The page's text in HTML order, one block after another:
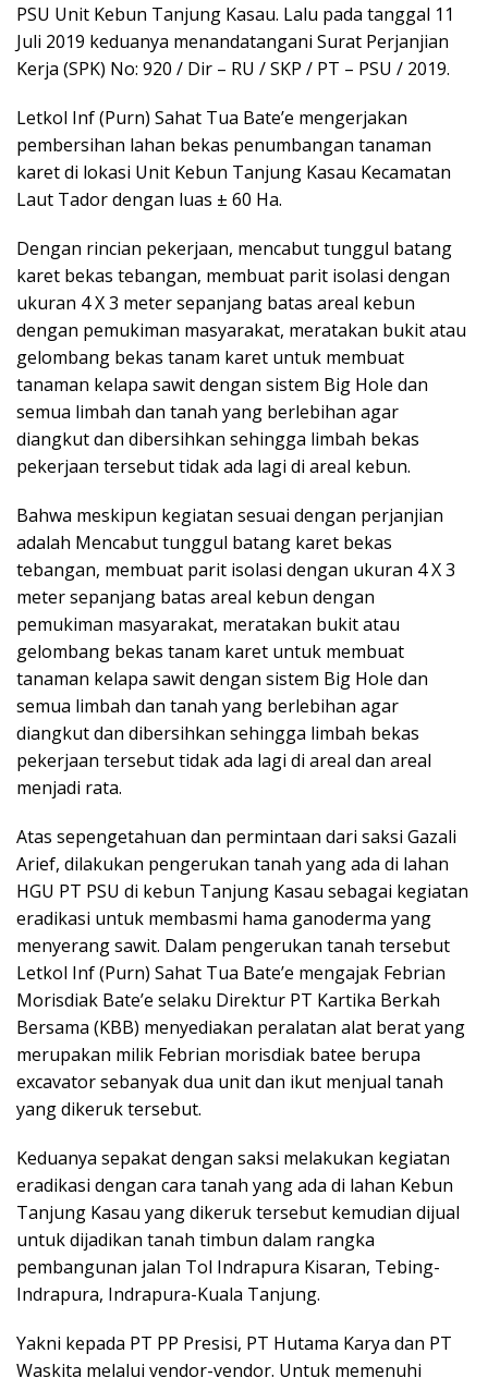
PSU Unit Kebun Tanjung Kasau. Lalu pada tanggal 11
Juli 2019 keduanya menandatangani Surat Perjanjian
Kerja (SPK) No: 920 / Dir – RU / SKP / PT – PSU / 2019.
Letkol Inf (Purn) Sahat Tua Bate’e mengerjakan
pembersihan lahan bekas penumbangan tanaman
karet di lokasi Unit Kebun Tanjung Kasau Kecamatan
Laut Tador dengan luas ± 60 Ha.
Dengan rincian pekerjaan, mencabut tunggul batang
karet bekas tebangan, membuat parit isolasi dengan
ukuran 4 X 3 meter sepanjang batas areal kebun
dengan pemukiman masyarakat, meratakan bukit atau
gelombang bekas tanam karet untuk membuat
tanaman kelapa sawit dengan sistem Big Hole dan
semua limbah dan tanah yang berlebihan agar
diangkut dan dibersihkan sehingga limbah bekas
pekerjaan tersebut tidak ada lagi di areal kebun.
Bahwa meskipun kegiatan sesuai dengan perjanjian
adalah Mencabut tunggul batang karet bekas
tebangan, membuat parit isolasi dengan ukuran 4 X 3
meter sepanjang batas areal kebun dengan
pemukiman masyarakat, meratakan bukit atau
gelombang bekas tanam karet untuk membuat
tanaman kelapa sawit dengan sistem Big Hole dan
semua limbah dan tanah yang berlebihan agar
diangkut dan dibersihkan sehingga limbah bekas
pekerjaan tersebut tidak ada lagi di areal dan areal
menjadi rata.
Atas sepengetahuan dan permintaan dari saksi Gazali
Arief, dilakukan pengerukan tanah yang ada di lahan
HGU PT PSU di kebun Tanjung Kasau sebagai kegiatan
eradikasi untuk membasmi hama ganoderma yang
menyerang sawit. Dalam pengerukan tanah tersebut
Letkol Inf (Purn) Sahat Tua Bate’e mengajak Febrian
Morisdiak Bate’e selaku Direktur PT Kartika Berkah
Bersama (KBB) menyediakan peralatan alat berat yang
merupakan milik Febrian morisdiak batee berupa
excavator sebanyak dua unit dan ikut menjual tanah
yang dikeruk tersebut.
Keduanya sepakat dengan saksi melakukan kegiatan
eradikasi dengan cara tanah yang ada di lahan Kebun
Tanjung Kasau yang dikeruk tersebut kemudian dijual
untuk dijadikan tanah timbun dalam rangka
pembangunan jalan Tol Indrapura Kisaran, Tebing-
Indrapura, Indrapura-Kuala Tanjung.
Yakni kepada PT PP Presisi, PT Hutama Karya dan PT
Waskita melalui vendor-vendor. Untuk memenuhi